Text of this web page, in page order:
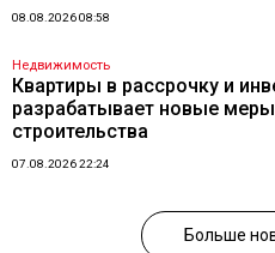
08.08.2026 08:58
Недвижимость
Квартиры в рассрочку и
разрабатывает новые
строительства
07.08.2026 22:24
Больше